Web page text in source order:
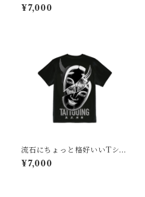
¥7,000
流石にちょっと格好いいTシャ
ツ
¥7,000